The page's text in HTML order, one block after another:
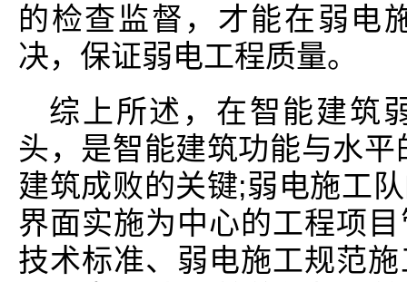
的检查监督，才能在弱电
决，保证弱电工程质量。
综上所述，在智能建筑
头，是智能建筑功能与水
建筑成败的关键;弱电施工
界面实施为中心的工程项
技术标准、弱电施工规范